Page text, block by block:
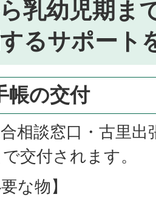
乳幼児期ま
るサポート
帳の交付
相談窓口・古里
交付されます。
な物】